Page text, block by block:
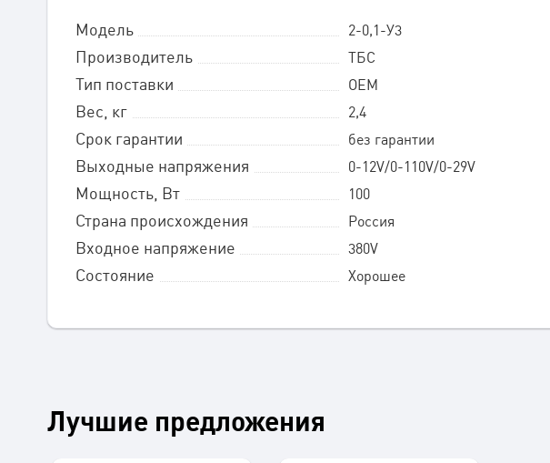
Модель 2-0,1-У3
Производитель ТБС
Тип поставки OEM
Вес, кг 2,4
Срок гарантии без гарантии
Выходные напряжения 0-12V/0-110V/0-29V
Мощность, Вт 100
Страна происхождения Россия
Входное напряжение 380V
Состояние Хорошее
Лучшие предложения